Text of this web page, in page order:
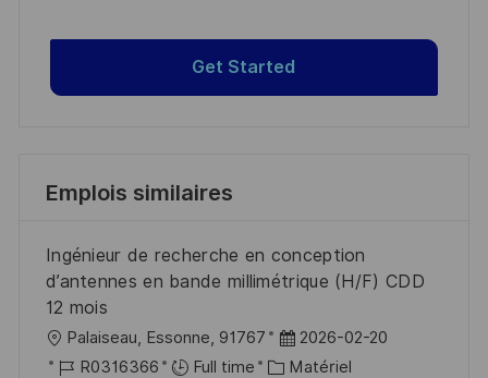
Get Started
Emplois similaires
Ingénieur de recherche en conception
d’antennes en bande millimétrique (H/F) CDD
12 mois
o
Palaiseau, Essonne, 91767
D
a
2026-02-20
R
R0316366 Full time
C Matériel